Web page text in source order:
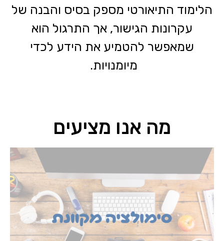
הלימוד התיאורטי מספק בסיס והבנה של
עקרונות הגישור, אך התרגול הוא
שמאפשר להטמיע את הידע לכדי
מיומנויות.
מה אנו מציעים